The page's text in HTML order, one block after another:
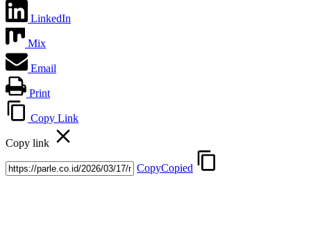
LinkedIn
Mix
Email
Print
Copy Link
Copy link
CopyCopied